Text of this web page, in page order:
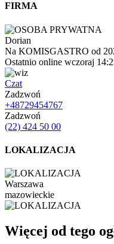
FIRMA
Dorian
Na KOMISGASTRO od
Ostatnio online wczoraj
Czat
Zadzwoń
+48729454767
Zadzwoń
(22) 424 50 00
LOKALIZACJA
Warszawa
mazowieckie
Więcej od tego